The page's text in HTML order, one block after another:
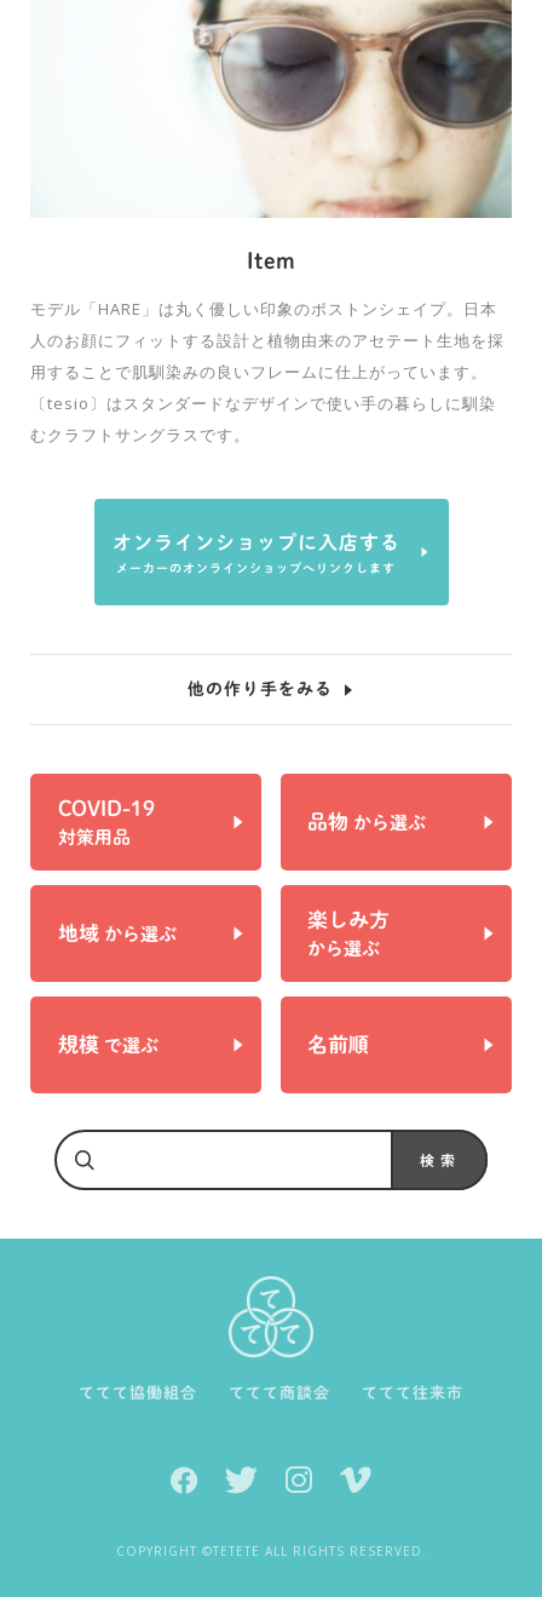
Item
モデル「HARE」は丸く優しい印象のボストンシェイプ。日本
人のお顔にフィットする設計と植物由来のアセテート生地を採
用することで肌馴染みの良いフレームに仕上がっています。
〔tesio〕はスタンダードなデザインで使い手の暮らしに馴染
むクラフトサングラスです。
オンラインショップに入店する
メーカーのオンラインショップへリンクします
他の作り手をみる
COVID-19
対策用品
品物 から選ぶ
地域 から選ぶ
楽しみ方
から選ぶ
規模 で選ぶ 名前順
ててて協働組合 ててて商談会 ててて往来市
COPYRIGHT ©TETETE ALL RIGHTS RESERVED.